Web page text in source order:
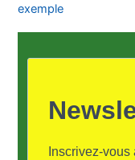
exemple
Inscrivez-